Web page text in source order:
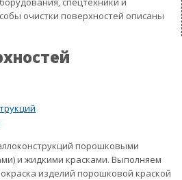
очистки поверхностей описаны
порошковыми
и жидкими красками. Выполняем
изделий порошковой краской